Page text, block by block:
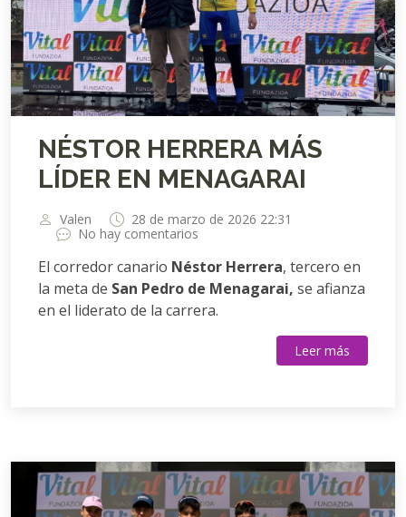
NÉSTOR HERRERA MÁS
LÍDER EN MENAGARAI
Valen
28 de marzo de 2026 22:31
No hay comentarios
El corredor canario Néstor Herrera, tercero en
la meta de San Pedro de Menagarai, se afianza
en el liderato de la carrera.
Leer más